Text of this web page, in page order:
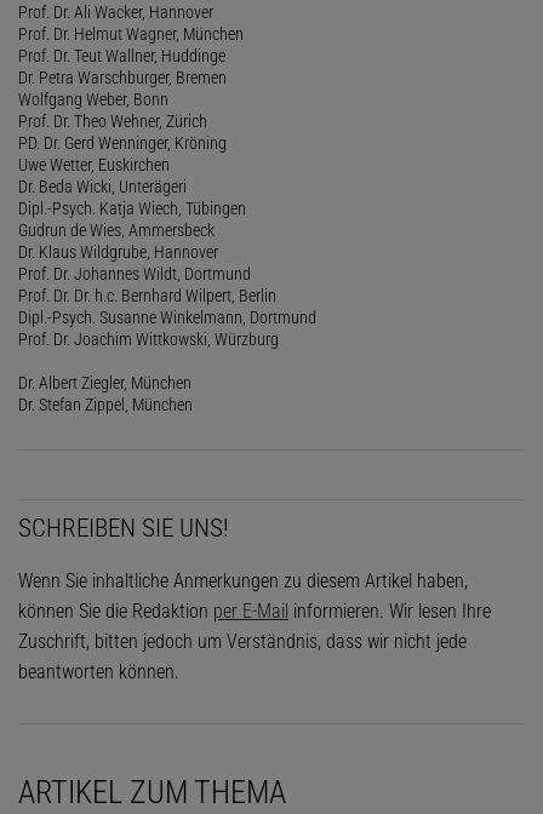
Prof. Dr. Ali Wacker, Hannover
Prof. Dr. Helmut Wagner, München
Prof. Dr. Teut Wallner, Huddinge
Dr. Petra Warschburger, Bremen
Wolfgang Weber, Bonn
Prof. Dr. Theo Wehner, Zürich
PD. Dr. Gerd Wenninger, Kröning
Uwe Wetter, Euskirchen
Dr. Beda Wicki, Unterägeri
Dipl.-Psych. Katja Wiech, Tübingen
Gudrun de Wies, Ammersbeck
Dr. Klaus Wildgrube, Hannover
Prof. Dr. Johannes Wildt, Dortmund
Prof. Dr. Dr. h.c. Bernhard Wilpert, Berlin
Dipl.-Psych. Susanne Winkelmann, Dortmund
Prof. Dr. Joachim Wittkowski, Würzburg
Dr. Albert Ziegler, München
Dr. Stefan Zippel, München
SCHREIBEN SIE UNS!
Wenn Sie inhaltliche Anmerkungen zu diesem Artikel haben,
können Sie die Redaktion per E-Mail informieren. Wir lesen Ihre
Zuschrift, bitten jedoch um Verständnis, dass wir nicht jede
beantworten können.
ARTIKEL ZUM THEMA